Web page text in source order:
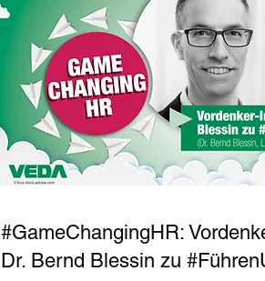
#GameChangingHR:
Dr. Bernd Blessin zu